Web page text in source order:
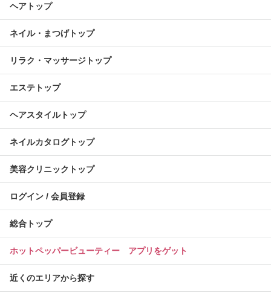
ヘアトップ
ネイル・まつげトップ
リラク・マッサージトップ
エステトップ
ヘアスタイルトップ
ネイルカタログトップ
美容クリニックトップ
ログイン / 会員登録
総合トップ
ホットペッパービューティー アプリをゲット
近くのエリアから探す